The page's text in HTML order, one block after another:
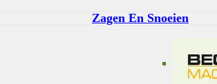
Zagen En Snoeien